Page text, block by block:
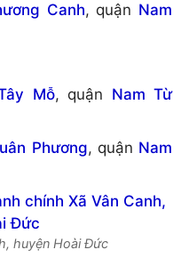
Canh, quận Nam
Mỗ, quận Nam Từ
Phương, quận Nam
huyện Hoài Đức